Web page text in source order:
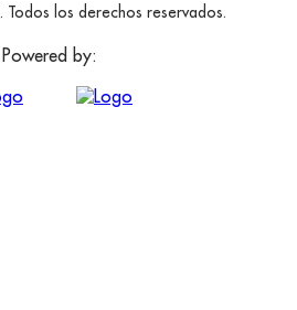
los derechos reservados.
Powered by: